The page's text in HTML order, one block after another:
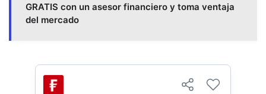
GRATIS con un asesor financiero y toma ventaja
del mercado